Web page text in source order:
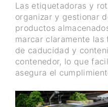
Las etiquetadoras y
organizar y gestionar
productos
marcar claramente
de caducidad y
contenedor, lo que
asegura el